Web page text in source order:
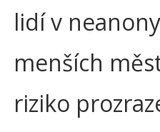
lidí v
menších
riziko